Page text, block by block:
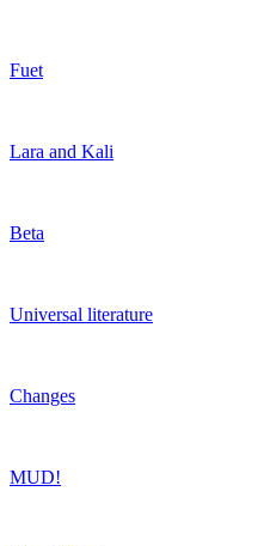
Fuet
Lara and Kali
Beta
Universal literature
Changes
MUD!